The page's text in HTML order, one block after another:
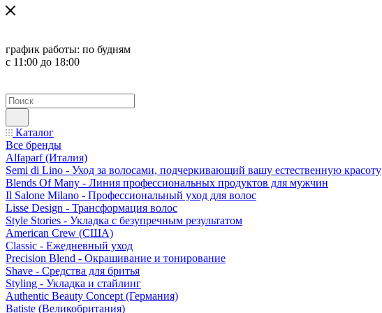
график работы: по будням
с 11:00 до 18:00
Каталог
Все бренды
Alfaparf (Италия)
Semi di Lino - Уход за волосами, подчеркивающий вашу естественную красоту
Blends Of Many - Линия профессиональных продуктов для мужчин
Il Salone Milano - Профессиональный уход для волос
Lisse Design - Трансформация волос
Style Stories - Укладка с безупречным результатом
American Crew (США)
Classic - Ежедневный уход
Precision Blend - Окрашивание и тонирование
Shave - Средства для бритья
Styling - Укладка и стайлинг
Authentic Beauty Concept (Германия)
Batiste (Великобритания)